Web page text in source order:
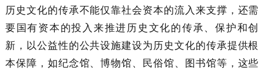
历史文化的传承不能仅靠社会资本的流入来支撑，还需
要国有资本的投入来推进历史文化的传承、保护和创
新，以公益性的公共设施建设为历史文化的传承提供根
本保障，如纪念馆、博物馆、民俗馆、图书馆等，这些